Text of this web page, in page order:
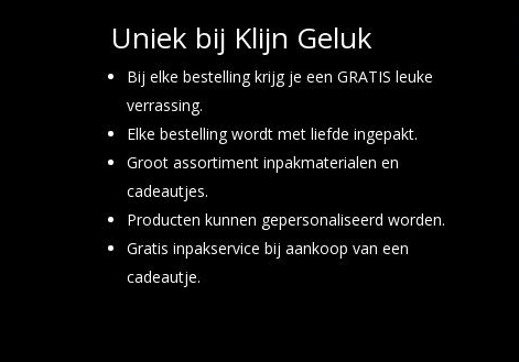
Uniek bij Klijn Geluk
Bij elke bestelling krijg je een GRATIS leuke
verrassing.
Elke bestelling wordt met liefde ingepakt.
Groot assortiment inpakmaterialen en
cadeautjes.
Producten kunnen gepersonaliseerd worden.
Gratis inpakservice bij aankoop van een
cadeautje.